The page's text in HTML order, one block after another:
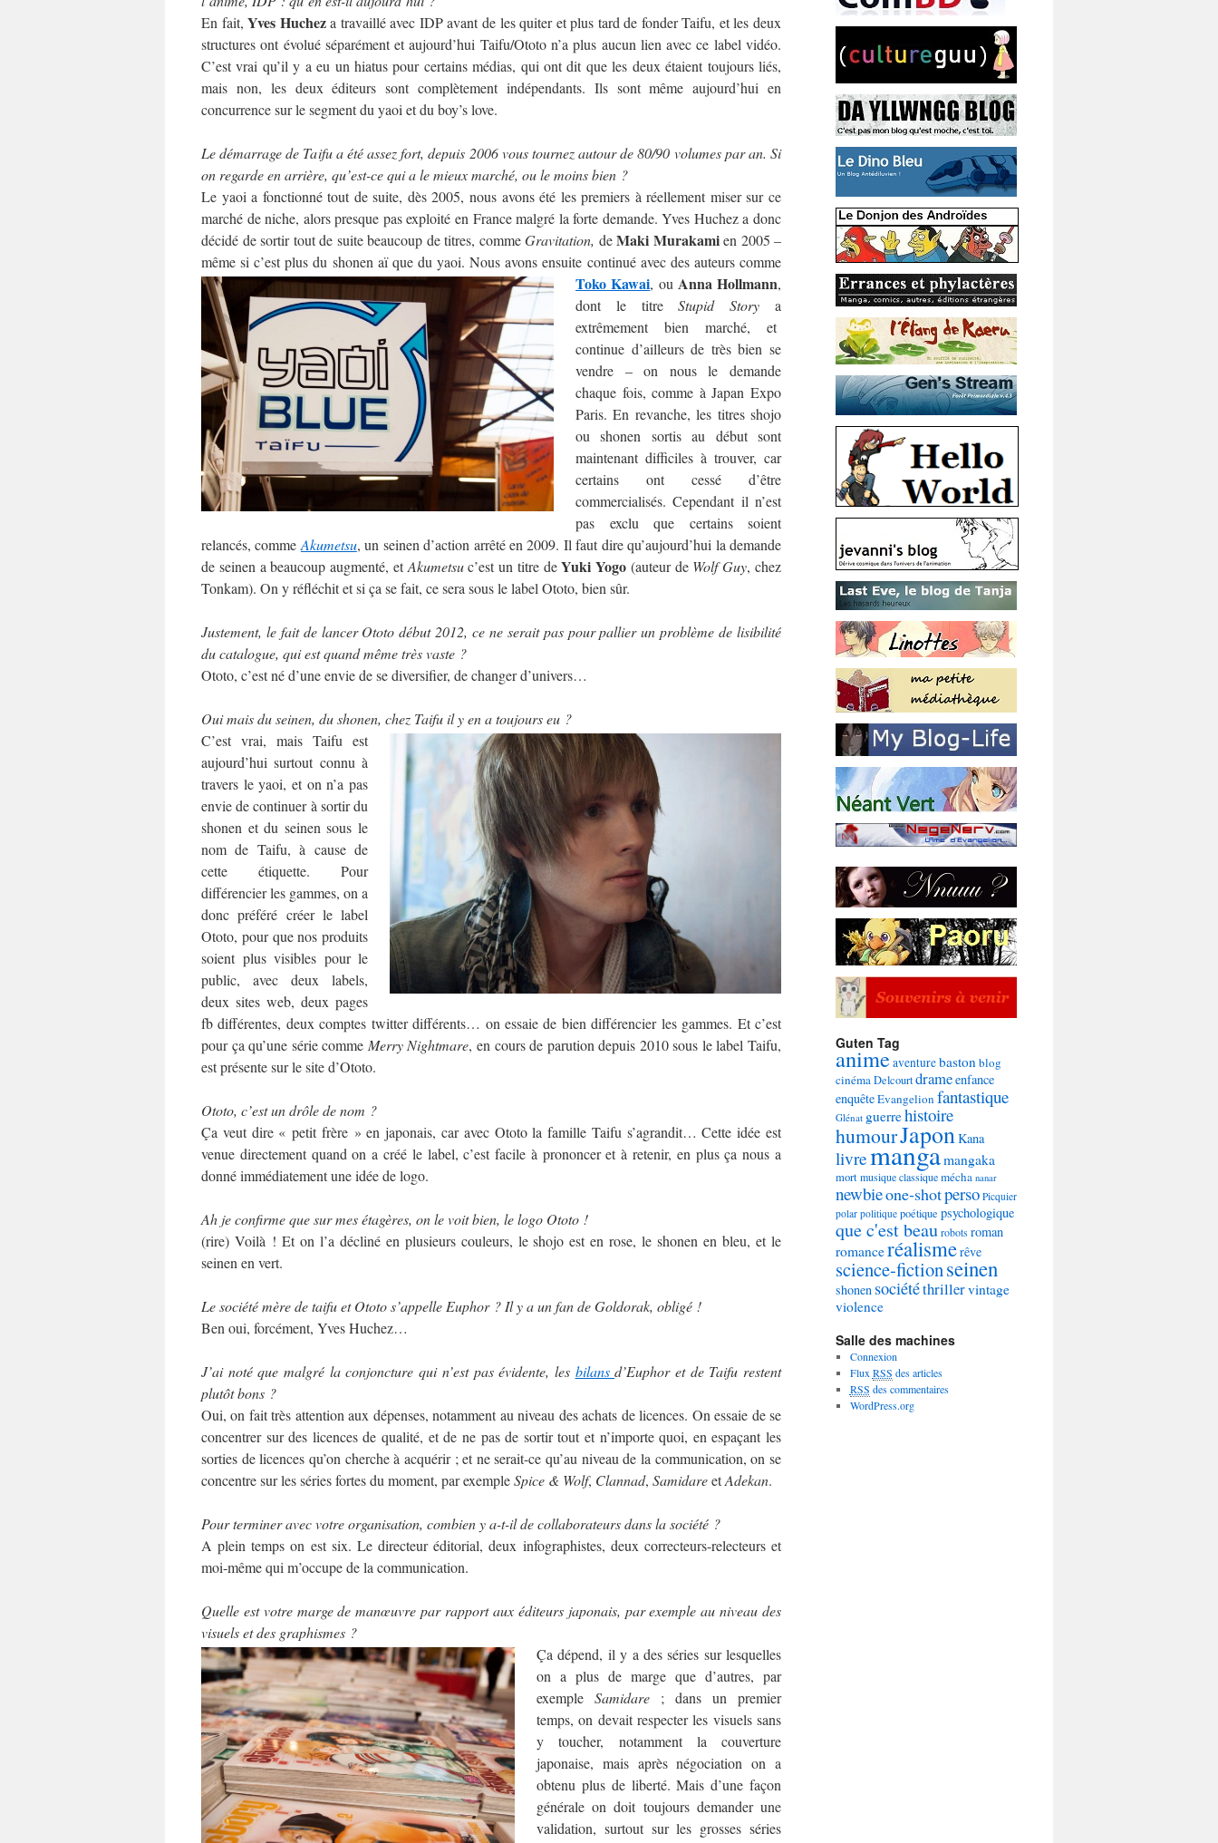
En fait,Yves Hucheza travaillé avec IDP avant de les quiter et plus tard de fonder Taifu, et les deux
structures ont évolué séparément et aujourd’hui Taifu/Ototo n’a plus aucun lien avec ce label vidéo.
C’est vrai qu’il y a eu un hiatus pour certains médias, qui ont dit que les deux étaient toujours liés,
mais non, les deux éditeurs sont complètement indépendants. Ils sont même aujourd’hui en
concurrence sur le segment du yaoi et du boy’s love.
Le démarrage de Taifu a été assez fort, depuis 2006 vous tournez autour de 80/90 volumes par an. Si
on regarde en arrière, qu’est-ce qui a le mieux marché, ou le moins bien ?
Le yaoi a fonctionné tout de suite, dès 2005, nous avons été les premiers à réellement miser sur ce
marché de niche, alors presque pas exploité en France malgré la forte demande. Yves Huchez a donc
décidé de sortir tout de suite beaucoup de titres, commeGravitation, deMaki Murakamien 2005 –
même si c’est plus du shonen aï que du yaoi.Nous avons ensuite continué avec des auteurs comme
Toko Kawai, ou Anna Hollmann,
dont le titreStupid Story a
extrêmement bien marché, et
continue d’ailleurs de très bien se
vendre – on nous le demande
chaque fois, comme à Japan Expo
Paris. En revanche, les titres shojo
ou shonen sortis au début sont
maintenant difficiles à trouver, car
certains ont cessé d’être
commercialisés. Cependant il n’est
pas exclu que certains soient
relancés, comme Akumetsu, un seinen d’action arrêté en 2009. Il faut dire qu’aujourd’hui la demande
de seinen a beaucoup augmenté, etAkumetsuc’est un titre deYuki Yogo (auteur de Wolf Guy, chez
Tonkam). On y réfléchit et si ça se fait, ce sera sous le label Ototo, bien sûr.
Justement, le fait de lancer Ototo début 2012, ce ne serait pas pour pallier un problème de lisibilité
du catalogue, qui est quand même très vaste ?
Ototo, c’est né d’une envie de se diversifier, de changer d’univers…
Oui mais du seinen, du shonen, chez Taifu il y en a toujours eu ?
C’est vrai, mais Taifu est
aujourd’hui surtout connu à
travers le yaoi, et on n’a pas
envie de continuer à sortir du
shonen et du seinen sous le
nom de Taifu, à cause de
cette étiquette. Pour
différencier les gammes, on a
donc préféré créer le label
Ototo, pour que nos produits
soient plus visibles pour le
public, avec deux labels,
deux sites web, deux pages
fb différentes, deux comptes twitter différents… on essaie de bien différencier les gammes. Et c’est
pour ça qu’une série comme Merry Nightmare, en cours de parution depuis 2010 sous le label Taifu,
est présente sur le site d’Ototo.
Ototo, c’est un drôle de nom ?
Ça veut dire « petit frère » en japonais, car avec Ototo la famille Taifu s’agrandit… Cette idée est
venue directement quand on a créé le label, c’est facile à prononcer et à retenir, en plus ça nous a
donné immédiatement une idée de logo.
Ah je confirme que sur mes étagères, on le voit bien, le logo Ototo !
(rire) Voilà ! Et on l’a décliné en plusieurs couleurs, le shojo est en rose, le shonen en bleu, et le
seinen en vert.
Le société mère de taifu et Ototo s’appelle Euphor ? Il y a un fan de Goldorak, obligé !
Ben oui, forcément, Yves Huchez…
J’ai noté que malgré la conjoncture qui n’est pas évidente, les bilansd’Euphor et de Taifu restent
plutôt bons ?
Oui, on fait très attention aux dépenses, notamment au niveau des achats de licences. On essaie de se
concentrer sur des licences de qualité, et de ne pas de sortir tout et n’importe quoi, en espaçant les
sorties de licences qu’on cherche à acquérir ; et ne serait-ce qu’au niveau de la communication, on se
concentre sur les séries fortes du moment, par exempleSpice & Wolf, Clannad, SamidareetAdekan.
Pour terminer avec votre organisation, combien y a-t-il de collaborateurs dans la société ?
A plein temps on est six. Le directeur éditorial, deux infographistes, deux correcteurs-relecteurs et
moi-même qui m’occupe de la communication.
Quelle est votre marge de manœuvre par rapport aux éditeurs japonais, par exemple au niveau des
visuels et des graphismes ?
Ça dépend, il y a des séries sur lesquelles
on a plus de marge que d’autres, par
exemple Samidare ; dans un premier
temps, on devait respecter les visuels sans
y toucher, notamment la couverture
japonaise, mais après négociation on a
obtenu plus de liberté. Mais d’une façon
générale on doit toujours demander une
validation, surtout sur les grosses séries
Guten Tag
animeaventurebaston blog
cinémaDelcourtdrameenfance
enquêteEvangelion fantastique
Glénat guerrehistoire
humourJapon Kana
livremangamangaka
mortmusique classiquemécha nanar
newbieone-shotperso Picquier
polar politique poétique psychologique
que c'est beaurobotsroman
romanceréalismerêve
science-fictionseinen
shonen sociététhrillervintage
violence
Salle des machines
Connexion
Flux RSS des articles
RSS des commentaires
WordPress.org